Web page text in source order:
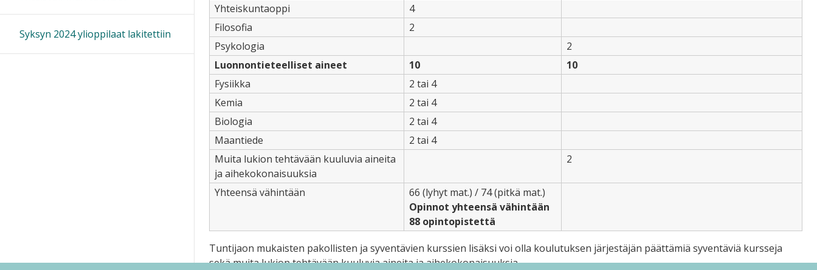
Yhteiskuntaoppi
4
Filosofia
2
Psykologia
2
Luonnontieteelliset aineet
10
10
Fysiikka
2 tai 4
Kemia
2 tai 4
Biologia
2 tai 4
Maantiede
2 tai 4
Muita lukion tehtävään kuuluvia aineita
ja aihekokonaisuuksia
2
Yhteensä vähintään
66 (lyhyt mat.) / 74 (pitkä mat.)
Opinnot yhteensä vähintään
88 opintopistettä
Tuntijaon mukaisten pakollisten ja syventävien kurssien lisäksi voi olla koulutuksen järjestäjän päättämiä syventäviä kursseja
sekä muita lukion tehtävään kuuluvia aineita ja aihekokonaisuuksia.
Syksyn 2024 ylioppilaat lakitettiin